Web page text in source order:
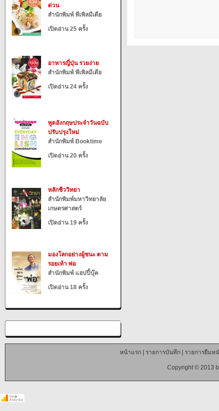
ด่วน
สำนักพิมพ์ พีเพิลมีเดีย
เปิดอ่าน 25 ครั้ง
อาหารญี่ปุ่น รวยง่าย
สำนักพิมพ์ พีเพิลมีเดีย
เปิดอ่าน 24 ครั้ง
พูดอังกฤษประจำวันฉบับ
ปรับปรุงใหม่
สำนักพิมพ์ Booktime
เปิดอ่าน 20 ครั้ง
หลักชีววิทยา
สำนักพิมพ์มหาวิทยาลัย
เกษตรศาสตร์
เปิดอ่าน 19 ครั้ง
มองโลกอย่างผู้ชนะ ตาม
รอยเท้า พ่อ
สำนักพิมพ์ แฮปปี้บุ๊ค
เปิดอ่าน 18 ครั้ง
หน้าแรก| รายการบันทึก| รายการยืมห
Copyright © 2013